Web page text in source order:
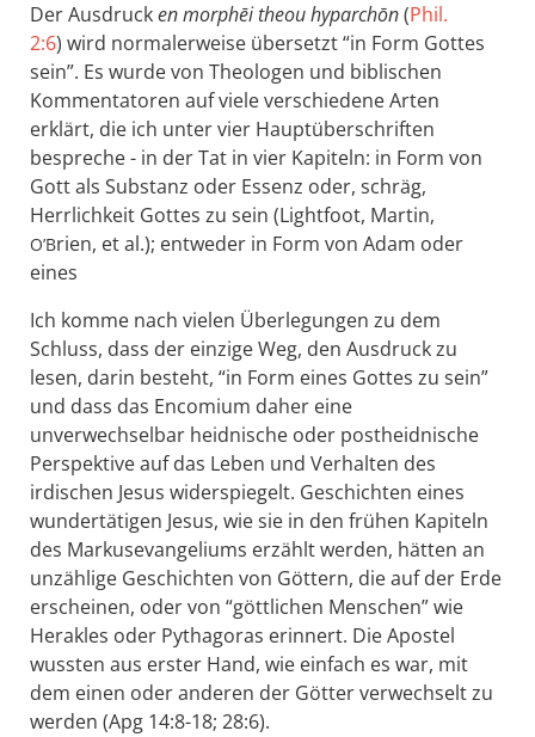
Der Ausdrucken morphēi theou hyparchōn(Phil.
2:6) wird normalerweise übersetzt “in Form Gottes
sein”. Es wurde von Theologen und biblischen
Kommentatoren auf viele verschiedene Arten
erklärt, die ich unter vier Hauptüberschriften
bespreche - in der Tat in vier Kapiteln: in Form von
Gott als Substanz oder Essenz oder, schräg,
Herrlichkeit Gottes zu sein (Lightfoot, Martin,
O’Brien, et al.); entweder in Form von Adam oder
eines
Ich komme nach vielen Überlegungen zu dem
Schluss, dass der einzige Weg, den Ausdruck zu
lesen, darin besteht, “in Form eines Gottes zu sein”
und dass das Encomium daher eine
unverwechselbar heidnische oder postheidnische
Perspektive auf das Leben und Verhalten des
irdischen Jesus widerspiegelt. Geschichten eines
wundertätigen Jesus, wie sie in den frühen Kapiteln
des Markusevangeliums erzählt werden, hätten an
unzählige Geschichten von Göttern, die auf der Erde
erscheinen, oder von “göttlichen Menschen” wie
Herakles oder Pythagoras erinnert. Die Apostel
wussten aus erster Hand, wie einfach es war, mit
dem einen oder anderen der Götter verwechselt zu
werden (Apg 14:8-18; 28:6).